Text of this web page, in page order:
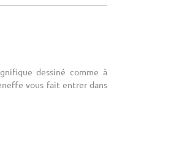
dessiné comme à
vous fait entrer dans